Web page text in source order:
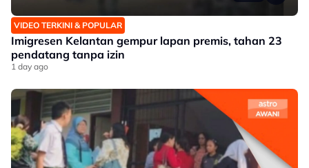
VIDEO TERKINI & POPULAR
Imigresen Kelantan gempur lapan premis, tahan 23
pendatang tanpa izin
1 day ago